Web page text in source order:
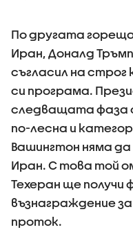
По другата
Иран, Доналд Тръмп
съгласил на
си програма.
следващата фаза
по-лесна и
Вашингтон няма да
Иран. С това той
Техеран ще получи
възнаграждение
проток.